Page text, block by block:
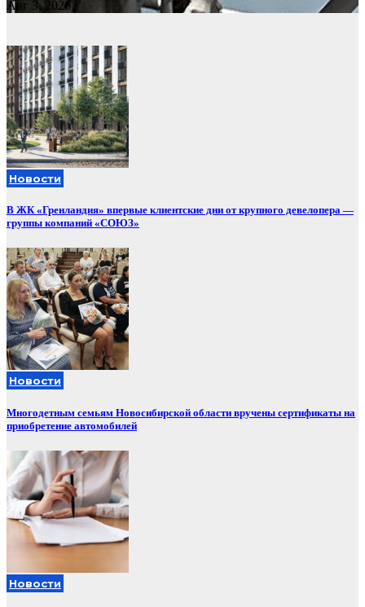
Авг 3, 2026
Новости
В ЖК «Гренландия» впервые клиентские дни от крупного девелопера —
группы компаний «СОЮЗ»
Новости
Многодетным семьям Новосибирской области вручены сертификаты на
приобретение автомобилей
Новости